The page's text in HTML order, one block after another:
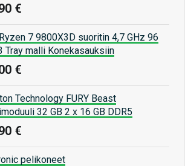
€
7 9800X3D suoritin 4,7 GHz 96
Tray malli Konekasauksiin
€
Technology FURY Beast
32 GB 2 x 16 GB DDR5
€
pelikoneet